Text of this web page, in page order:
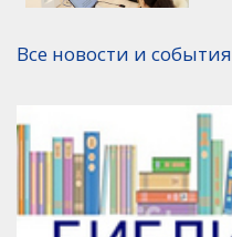
Все новости и события